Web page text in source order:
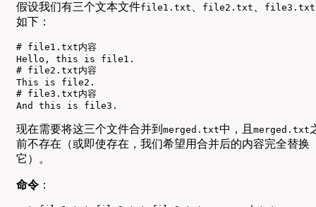
假设我们有三个文本文件file1.txt file2.txt file3.txt
如下：
# file1.txt内容
Hello, this is file1.
# file2.txt内容
This is file2.
# file3.txt内容
And this is file3.
现在需要将这三个文件合并到 merged.txt中，且 merged.txt
前不存在（或即使存在，我们希望用合并后的内容完全替换
它）。
命令 ：